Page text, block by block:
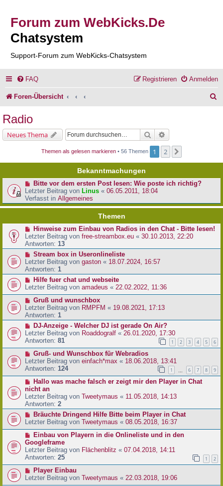
Forum zum WebKicks.De
Chatsystem
Support-Forum zum WebKicks-Chatsystem
FAQ Anmelden
Registrieren
Foren-Übersicht
Radio
Neues Thema Suche
Themen als gelesen markieren • 56 Themen 1 2
Bekanntmachungen
Bitte vor dem ersten Post lesen: Wie poste ich richtig?
Letzter Beitrag von Linus « 06.05.2011, 18:04
Verfasst in Allgemeines
Themen
Hinweise zum Einbau von Radios in den Chat - Bitte lesen!
Letzter Beitrag von free-streambox.eu « 30.10.2013, 22:20
Antworten: 13
Stream box in Useronlineliste
Letzter Beitrag von gaston « 18.07.2024, 16:57
Antworten: 1
Hilfe fuer chat und webseite
Letzter Beitrag von amadeus « 22.02.2022, 11:36
Gruß und wunschbox
Letzter Beitrag von RMPFM « 19.08.2021, 17:13
Antworten: 1
DJ-Anzeige - Welcher DJ ist gerade On Air?
Letzter Beitrag von Roaddogralf « 26.01.2020, 17:30
Antworten: 81 1 2 3 4 5 6
Gruß- und Wunschbox für Webradios
Letzter Beitrag von einfach*max « 18.06.2018, 13:41
Antworten: 124 1 6 7 8 9
Hallo was mache falsch er zeigt mir den Player in Chat
nicht an
Letzter Beitrag von Tweetymaus « 11.05.2018, 14:13
Antworten: 2
Bräuchte Dringend Hilfe Bitte beim Player in Chat
Letzter Beitrag von Tweetymaus « 08.05.2018, 16:37
Einbau von Playern in die Onlineliste und in den
Googleframe
Letzter Beitrag von Flächenblitz « 07.04.2018, 14:11
Antworten: 25 1 2
Player Einbau
Letzter Beitrag von Tweetymaus « 22.03.2018, 19:06